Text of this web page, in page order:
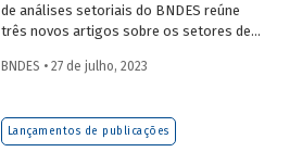
de análises setoriais do BNDES reúne
três novos artigos sobre os setores de
defesa. Saiba mais e acesse os estudos
BNDES • 27 de julho, 2023
Lançamentos de publicações